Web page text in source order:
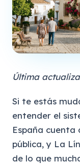
Última
Si te estás
entender el
España cuenta
pública, y La
de lo que